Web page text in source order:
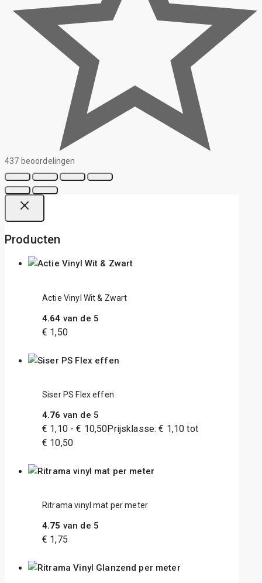
437 beoordelingen
Producten
Actie Vinyl Wit & Zwart
4.64 van de 5
€ 1,50
Siser PS Flex effen
4.76 van de 5
€ 1,10 - € 10,50Prijsklasse: € 1,10 tot
€ 10,50
Ritrama vinyl mat per meter
4.75 van de 5
€ 1,75